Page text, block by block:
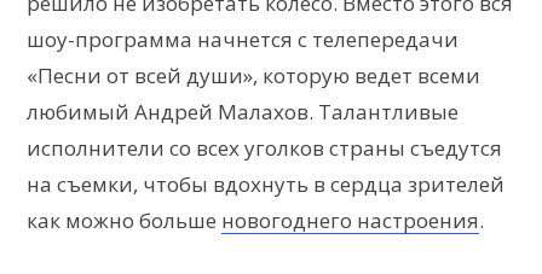
шоу-программа начнется с телепередачи
«Песни от всей души», которую ведет всеми
любимый Андрей Малахов. Талантливые
исполнители со всех уголков страны съедутся
на съемки, чтобы вдохнуть в сердца зрителей
как можно больше новогоднего настроения.